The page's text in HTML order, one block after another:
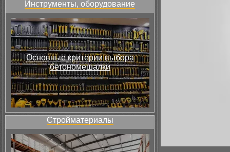
Инструменты, оборудование
Основные критерии выбора
бетономешалки
Стройматериалы